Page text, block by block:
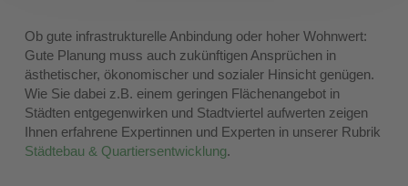
Ob gute infrastrukturelle Anbindung oder hoher Wohnwert:
Gute Planung muss auch zukünftigen Ansprüchen in
ästhetischer, ökonomischer und sozialer Hinsicht genügen.
Wie Sie dabei z.B. einem geringen Flächenangebot in
Städten entgegenwirken und Stadtviertel aufwerten zeigen
Ihnen erfahrene Expertinnen und Experten in unserer Rubrik
Städtebau & Quartiersentwicklung.